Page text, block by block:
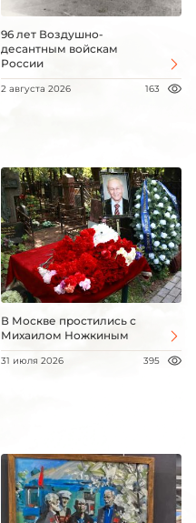
96 лет Воздушно-
десантным войскам
России
2 августа 2026 163
В Москве простились с
Михаилом Ножкиным
31 июля 2026 395